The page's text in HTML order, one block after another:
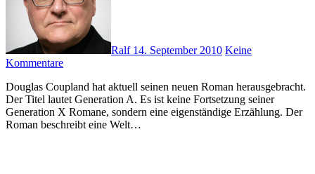
Ralf 14. September 2010 Keine
Kommentare
Douglas Coupland hat aktuell seinen neuen Roman herausgebracht.
Der Titel lautet Generation A. Es ist keine Fortsetzung seiner
Generation X Romane, sondern eine eigenständige Erzählung. Der
Roman beschreibt eine Welt…